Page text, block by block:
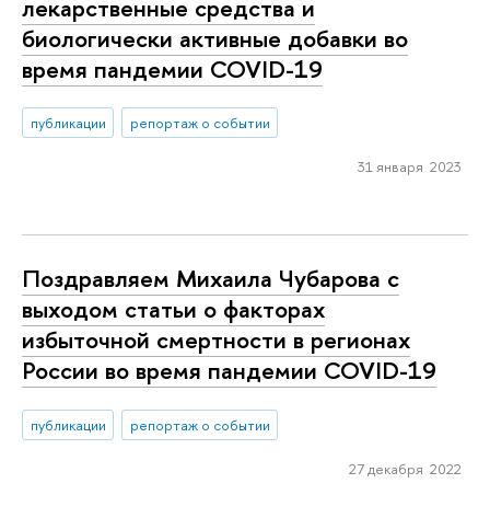
лекарственные средства и
биологически активные добавки во
время пандемии COVID-19
публикации репортаж о событии
31 января 2023
Поздравляем Михаила Чубарова с
выходом статьи о факторах
избыточной смертности в регионах
России во время пандемии COVID-19
публикации репортаж о событии
27 декабря 2022